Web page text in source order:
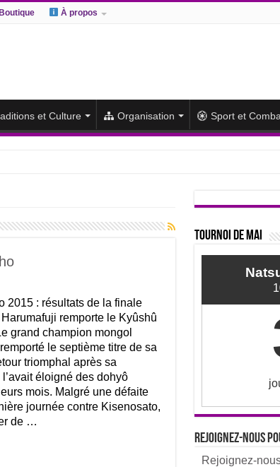
À propos
et Culture Organisation Sport et
sa série de victoires face à un Hoshoryu diminué
d’Abi et d’Atamifuji
2015 : résultats de la finale
remporte le Kyûshû
grand champion mongol
le septième titre de sa
triomphal après sa
l’avait éloigné des dohyô
mois. Malgré une défaite
journée contre Kisenosato,
de …
Tournoi de mai
Rejoignez-nous
Rejoignez-